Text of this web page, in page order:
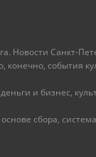
Новости Санкт-
события
и бизнес,
сбора,